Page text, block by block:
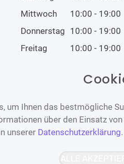
Mittwoch
10:00 - 19:00
Donnerstag 10:00 - 19:00
Freitag
10:00 - 19:00
Geschlossen
um Ihnen das bestmögliche
über den Einsatz
unserer Datenschutzerklärung.
ALLE